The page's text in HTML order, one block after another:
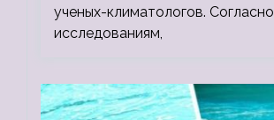
ученых-климатологов. Согласно
исследованиям,